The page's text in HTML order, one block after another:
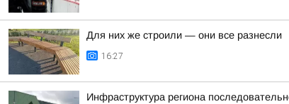
Для них же строили — они все разнесли
16:27
Инфраструктура региона